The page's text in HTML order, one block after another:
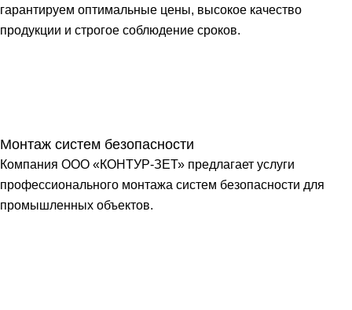
гарантируем оптимальные цены, высокое качество
продукции и строгое соблюдение сроков.
Монтаж систем безопасности
Компания ООО «КОНТУР-ЗЕТ» предлагает услуги
профессионального монтажа систем безопасности для
промышленных объектов.